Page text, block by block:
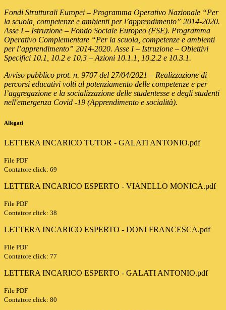
Fondi Strutturali Europei – Programma Operativo Nazionale “Per
la scuola, competenze e ambienti per l’apprendimento” 2014-2020.
Asse I – Istruzione – Fondo Sociale Europeo (FSE). Programma
Operativo Complementare “Per la scuola, competenze e ambienti
per l’apprendimento” 2014-2020. Asse I – Istruzione – Obiettivi
Specifici 10.1, 10.2 e 10.3 – Azioni 10.1.1, 10.2.2 e 10.3.1.
Avviso pubblico prot. n. 9707 del 27/04/2021 – Realizzazione di
percorsi educativi volti al potenziamento delle competenze e per
l’aggregazione e la socializzazione delle studentesse e degli studenti
nell'emergenza Covid -19 (Apprendimento e socialità).
Allegati
LETTERA INCARICO TUTOR - GALATI ANTONIO.pdf
File PDF
Contatore click: 69
LETTERA INCARICO ESPERTO - VIANELLO MONICA.pdf
File PDF
Contatore click: 38
LETTERA INCARICO ESPERTO - DONI FRANCESCA.pdf
File PDF
Contatore click: 77
LETTERA INCARICO ESPERTO - GALATI ANTONIO.pdf
File PDF
Contatore click: 80